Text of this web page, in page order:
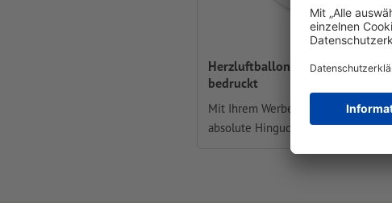
Herzluftballons, einseitig
bedruckt
Mit Ihrem Werbemotiv der
absolute Hingucker